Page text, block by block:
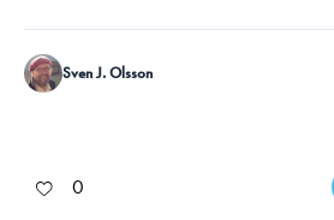
Sven J. Olsson
0